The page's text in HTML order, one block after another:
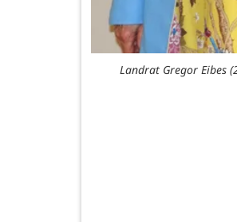
Landrat Gregor Eibes